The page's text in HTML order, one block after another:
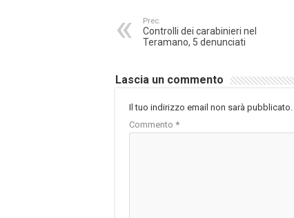
Prec.
Controlli dei carabinieri nel
Teramano, 5 denunciati
Lascia un commento
Il tuo indirizzo email non sarà pubblicato.
Commento *